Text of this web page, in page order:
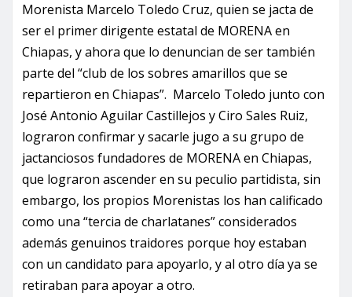
Morenista Marcelo Toledo Cruz, quien se jacta de
ser el primer dirigente estatal de MORENA en
Chiapas, y ahora que lo denuncian de ser también
parte del “club de los sobres amarillos que se
repartieron en Chiapas”. Marcelo Toledo junto con
José Antonio Aguilar Castillejos y Ciro Sales Ruiz,
lograron confirmar y sacarle jugo a su grupo de
jactanciosos fundadores de MORENA en Chiapas,
que lograron ascender en su peculio partidista, sin
embargo, los propios Morenistas los han calificado
como una “tercia de charlatanes” considerados
además genuinos traidores porque hoy estaban
con un candidato para apoyarlo, y al otro día ya se
retiraban para apoyar a otro.